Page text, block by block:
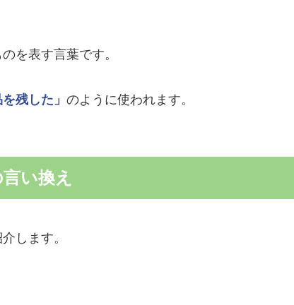
を表す言葉です。
残した」 のように使われます。
い換え
します。